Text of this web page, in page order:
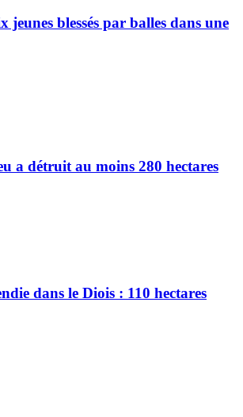
jeunes blessés par balles dans une
a détruit au moins 280 hectares
dans le Diois : 110 hectares